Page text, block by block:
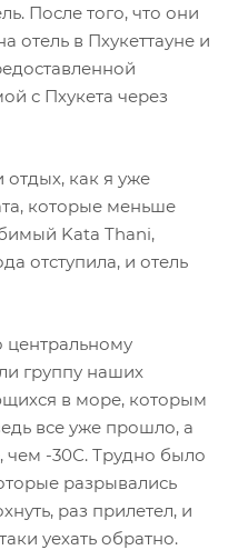
После того, что они
отель в Пхукеттауне и
с Пхукета через
как я уже
которые меньше
Kata Thani,
отступила, и отель
группу наших
в море, которым
все уже прошло, а
чем -30С. Трудно было
разрывались
раз прилетел, и
уехать обратно.